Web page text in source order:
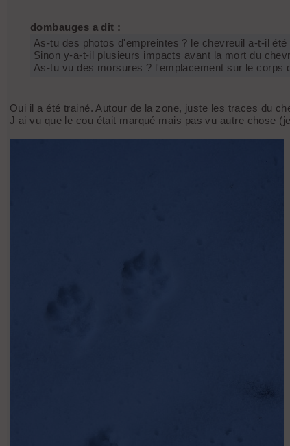
dombauges a dit :
As-tu des photos d'empreintes ? le chevreuil a-t-il été
Sinon y-a-t-il plusieurs impacts avant la mort du
As-tu vu des morsures ? l'emplacement sur le corps
Oui il a été trainé. Autour de la zone, juste les traces du
J ai vu que le cou était marqué mais pas vu autre chose